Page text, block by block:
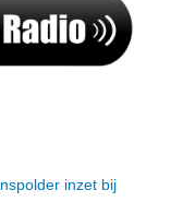
inzet bij